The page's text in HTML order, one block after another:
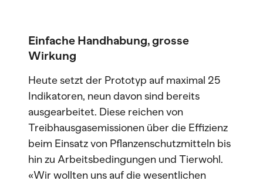
Einfache Handhabung, grosse
Wirkung
Heute setzt der Prototyp auf maximal 25
Indikatoren, neun davon sind bereits
ausgearbeitet. Diese reichen von
Treibhausgasemissionen über die Effizienz
beim Einsatz von Pflanzenschutzmitteln bis
hin zu Arbeitsbedingungen und Tierwohl.
«Wir wollten uns auf die wesentlichen